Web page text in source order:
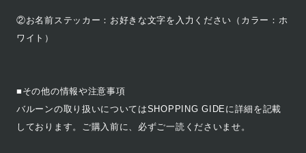
②お名前ステッカー：お好きな文字を入力ください（カラー：ホ
ワイト）
■その他の情報や注意事項
バルーンの取り扱いについてはSHOPPING GIDEに詳細を記載
しております。ご購入前に、必ずご一読くださいませ。